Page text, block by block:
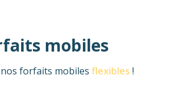
mobiles
forfaits mobiles flexibles !